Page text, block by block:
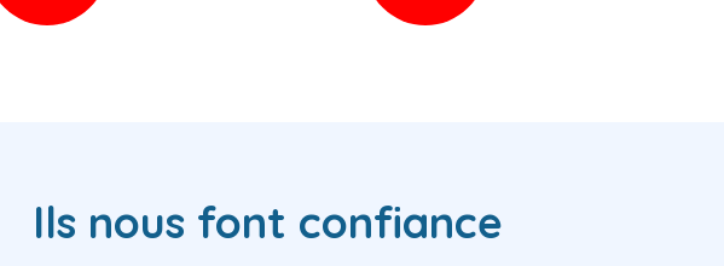
Ils nous font confiance